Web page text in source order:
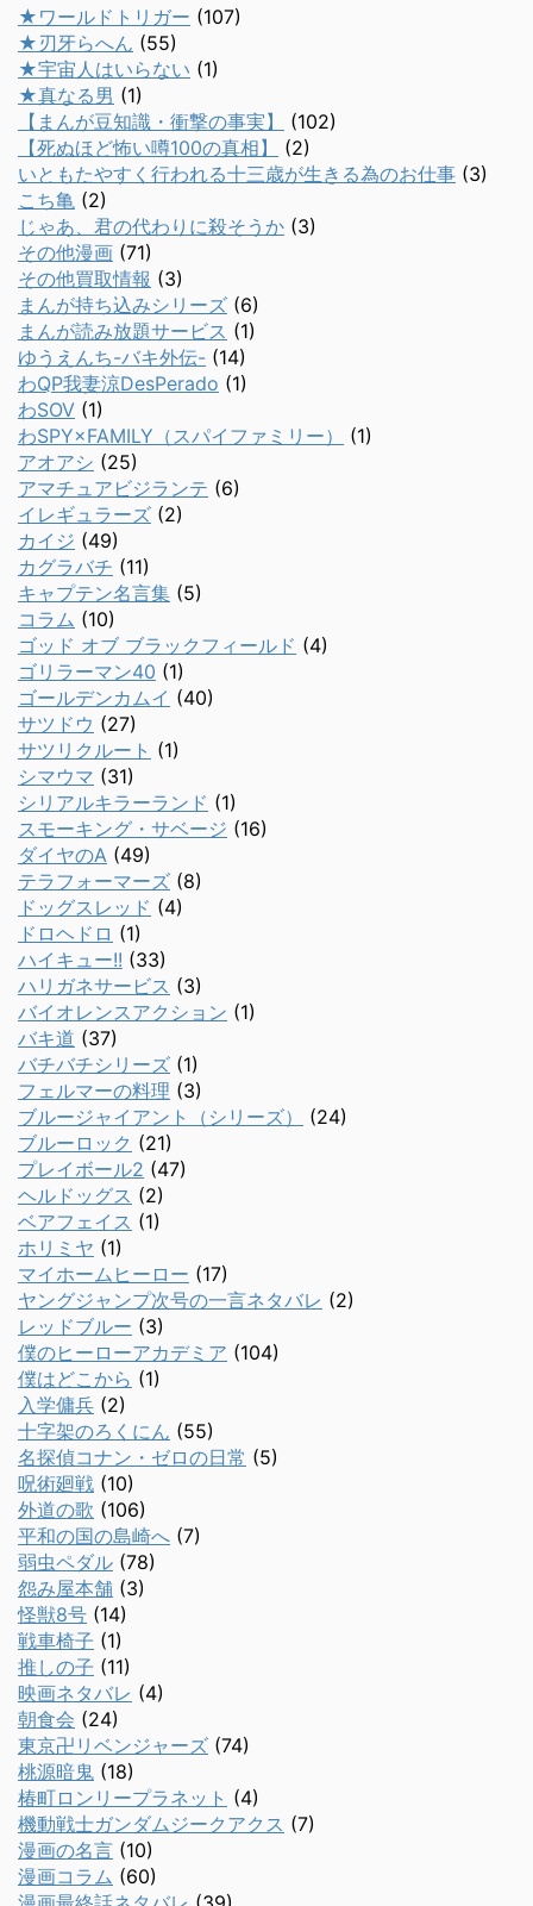
★ワールドトリガー (107)
★刃牙らへん (55)
★宇宙人はいらない (1)
★真なる男 (1)
【まんが豆知識・衝撃の事実】
(102)
【死ぬほど怖い噂100の真相】
(2)
いともたやすく行われる十三歳が生きる為のお仕事 (3)
こち亀 (2)
じゃあ、君の代わりに殺そうか (3)
その他漫画 (71)
その他買取情報 (3)
まんが持ち込みシリーズ (6)
まんが読み放題サービス (1)
ゆうえんち-バキ外伝- (14)
わQP我妻涼DesPerado (1)
わSOV (1)
わSPY×FAMILY（スパイファミリー）
(1)
アオアシ (25)
アマチュアビジランテ (6)
イレギュラーズ (2)
カイジ (49)
カグラバチ (11)
キャプテン名言集 (5)
コラム (10)
ゴッド オブ ブラックフィールド (4)
ゴリラーマン40 (1)
ゴールデンカムイ (40)
サツドウ (27)
サツリクルート (1)
シマウマ (31)
シリアルキラーランド (1)
スモーキング・サベージ (16)
ダイヤのA (49)
テラフォーマーズ (8)
ドッグスレッド (4)
ドロヘドロ (1)
ハイキュー!! (33)
ハリガネサービス (3)
バイオレンスアクション (1)
バキ道 (37)
バチバチシリーズ (1)
フェルマーの料理 (3)
ブルージャイアント（シリーズ）
(24)
ブルーロック (21)
プレイボール2 (47)
ヘルドッグス (2)
ベアフェイス (1)
ホリミヤ (1)
マイホームヒーロー (17)
ヤングジャンプ次号の一言ネタバレ (2)
レッドブルー (3)
僕のヒーローアカデミア (104)
僕はどこから (1)
入学傭兵 (2)
十字架のろくにん (55)
名探偵コナン・ゼロの日常 (5)
呪術廻戦 (10)
外道の歌 (106)
平和の国の島崎へ (7)
弱虫ペダル (78)
怨み屋本舗 (3)
怪獣8号 (14)
戦車椅子 (1)
推しの子 (11)
映画ネタバレ (4)
朝食会 (24)
東京卍リベンジャーズ (74)
桃源暗鬼 (18)
椿町ロンリープラネット (4)
機動戦士ガンダムジークアクス (7)
漫画の名言 (10)
漫画コラム (60)